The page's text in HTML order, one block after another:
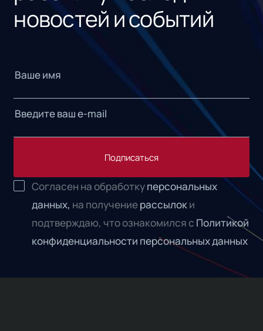
новостей и событий
Подписаться
Согласен на обработкуперсональных
данных, на получениерассылоки
подтверждаю, что ознакомился с Политикой
конфиденциальности персональных данных